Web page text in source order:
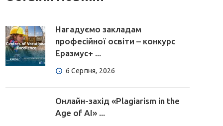
Нагадуємо закладам
професійної освіти – конкурс
Еразмус+ ...
6 Серпня, 2026
Онлайн-захід «Plagiarism in the
Age of AI» ...